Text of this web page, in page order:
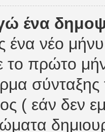
ένα
ένα νέο
το πρώτο
σύνταξης
( εάν δεν